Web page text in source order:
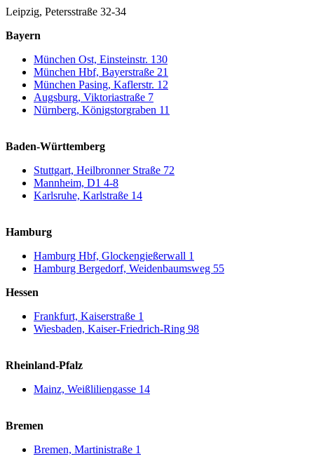
Leipzig, Petersstraße 32-34
Bayern
München Ost, Einsteinstr. 130
München Hbf, Bayerstraße 21
München Pasing, Kaflerstr. 12
Augsburg, Viktoriastraße 7
Nürnberg, Königstorgraben 11
Baden-Württemberg
Stuttgart, Heilbronner Straße 72
Mannheim, D1 4-8
Karlsruhe, Karlstraße 14
Hamburg
Hamburg Hbf, Glockengießerwall 1
Hamburg Bergedorf, Weidenbaumsweg 55
Hessen
Frankfurt, Kaiserstraße 1
Wiesbaden, Kaiser-Friedrich-Ring 98
Rheinland-Pfalz
Mainz, Weißliliengasse 14
Bremen
Bremen, Martinistraße 1